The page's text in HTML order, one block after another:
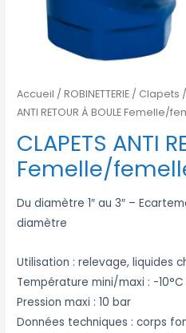
Accueil /ROBINETTERIE / Clapets /
ANTI RETOUR À BOULE Femelle/
CLAPETS ANTI
Femelle/
Du diamètre 1″ au 3″ –
diamètre
Utilisation : relevage, liquides
Température mini/maxi : -
Pression maxi : 10 bar
Données techniques : corps